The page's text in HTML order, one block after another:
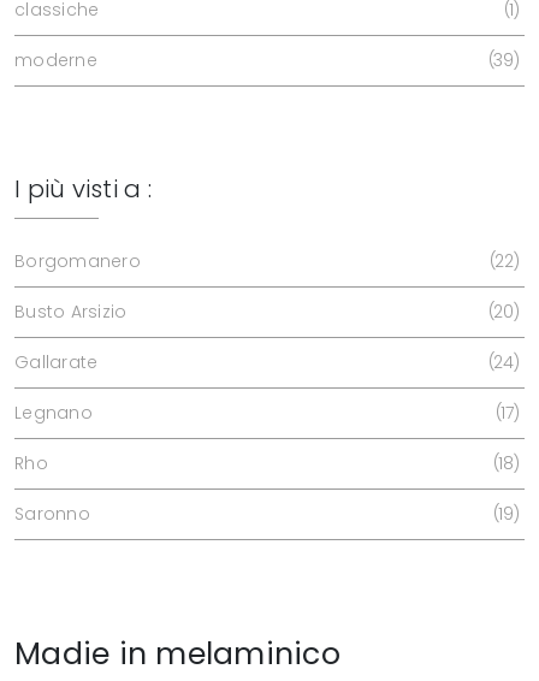
classiche 1
moderne 39
I più visti a :
Borgomanero 22
Busto Arsizio 20
Gallarate 24
Legnano 17
Rho 18
Saronno 19
Madie in melaminico